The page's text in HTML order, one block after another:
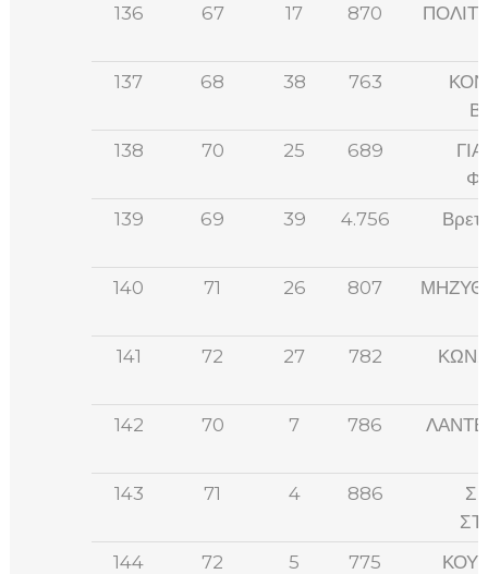
136
67 17 870
137 68 38 763
138
70 25 689
139
69 39 4.756
140 71 26 807
141 72 27 782
142
70 7 786
143 71 4 886
144
72 5 775